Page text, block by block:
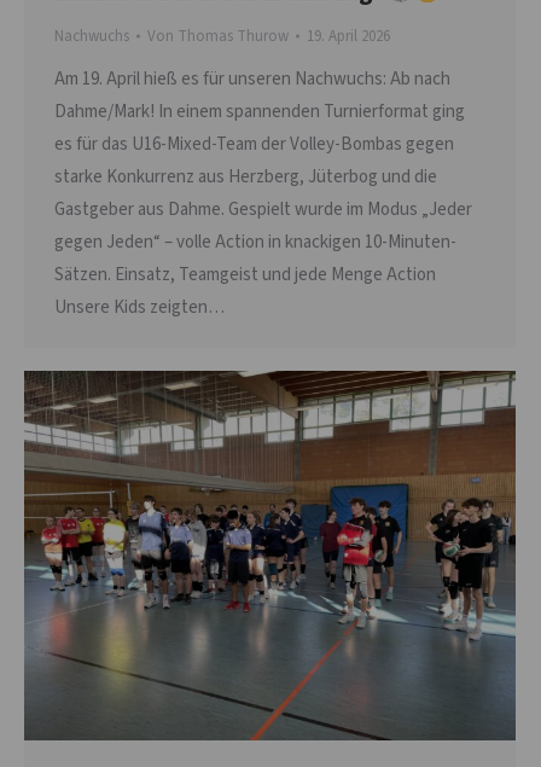
Nachwuchs Von Thomas Thurow 19. April 2026
Am 19. April hieß es für unseren Nachwuchs: Ab nach
Dahme/Mark! In einem spannenden Turnierformat ging
es für das U16-Mixed-Team der Volley-Bombas gegen
starke Konkurrenz aus Herzberg, Jüterbog und die
Gastgeber aus Dahme. Gespielt wurde im Modus „Jeder
gegen Jeden“ – volle Action in knackigen 10-Minuten-
Sätzen. Einsatz, Teamgeist und jede Menge Action
Unsere Kids zeigten…